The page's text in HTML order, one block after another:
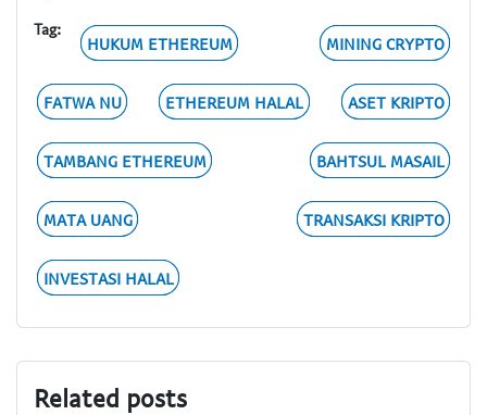
Tag:
HUKUM ETHEREUM MINING CRYPTO
FATWA NU ETHEREUM HALAL ASET KRIPTO
TAMBANG ETHEREUM BAHTSUL MASAIL
MATA UANG TRANSAKSI KRIPTO
INVESTASI HALAL
Related posts